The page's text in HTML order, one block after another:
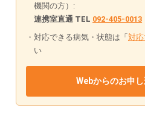
機関の方）:
連携室直通 TEL 092-405-0013
対応できる病気・状態は「対応
い
Webからのお申